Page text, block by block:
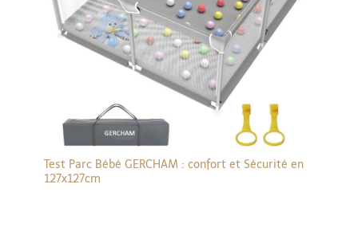
Test Parc Bébé GERCHAM : confort et Sécurité en
127x127cm